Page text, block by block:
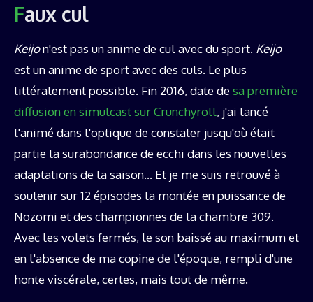
Faux cul
Keijon'est pas un anime de cul avec du sport. Keijo
est un anime de sport avec des culs. Le plus
littéralement possible. Fin 2016, date desa première
diffusion en simulcast sur Crunchyroll, j'ai lancé
l'animé dans l'optique de constater jusqu'où était
partie la surabondance de ecchi dans les nouvelles
adaptations de la saison… Et je me suis retrouvé à
soutenir sur 12 épisodes la montée en puissance de
Nozomi et des championnes de la chambre 309.
Avec les volets fermés, le son baissé au maximum et
en l'absence de ma copine de l'époque, rempli d'une
honte viscérale, certes, mais tout de même.